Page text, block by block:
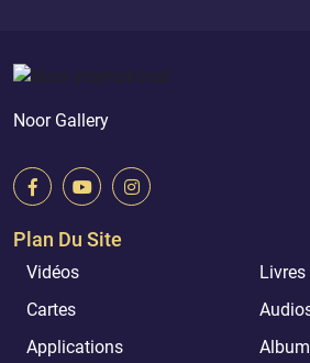
Noor Gallery
Plan Du Site
Vidéos
Livres
Cartes
Applications